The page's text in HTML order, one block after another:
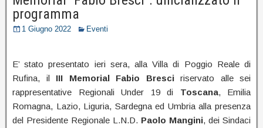
programma
1 Giugno 2022 Eventi
E’ stato presentato ieri sera, alla Villa di Poggio Reale di
Rufina, il III Memorial Fabio Bresciriservato alle sei
rappresentative Regionali Under 19 di Toscana, Emilia
Romagna, Lazio, Liguria, Sardegna ed Umbria alla presenza
del Presidente Regionale L.N.D. Paolo Mangini, dei Sindaci